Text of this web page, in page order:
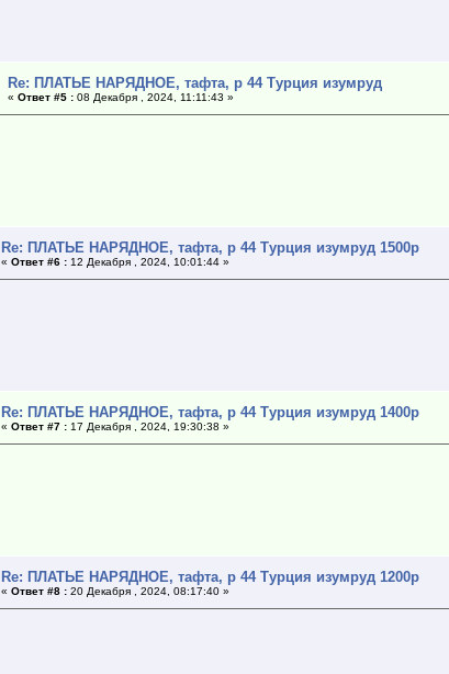
Re: ПЛАТЬЕ НАРЯДНОЕ, тафта, р 44 Турция изумруд
«Ответ #5 : 08 Декабря , 2024, 11:11:43 »
Re: ПЛАТЬЕ НАРЯДНОЕ, тафта, р 44 Турция изумруд 1500р
«Ответ #6 : 12 Декабря , 2024, 10:01:44 »
Re: ПЛАТЬЕ НАРЯДНОЕ, тафта, р 44 Турция изумруд 1400р
«Ответ #7 : 17 Декабря , 2024, 19:30:38 »
Re: ПЛАТЬЕ НАРЯДНОЕ, тафта, р 44 Турция изумруд 1200р
«Ответ #8 : 20 Декабря , 2024, 08:17:40 »